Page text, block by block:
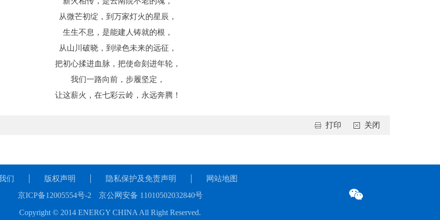
从微芒初绽，到万家灯火的星辰，
生生不息，是能建人铸就的根，
从山川破晓，到绿色未来的远征，
把初心揉进血脉，把使命刻进年轮，
我们一路向前，步履坚定，
让这薪火，在七彩云岭，永远奔腾！
关闭
打印
们 版权声明 隐私保护及免责声明
网站地图
京ICP备12005554号-2
京公网安备 11010502032840号
Copyright © 2014 ENERGY CHINA All Right Reserved.